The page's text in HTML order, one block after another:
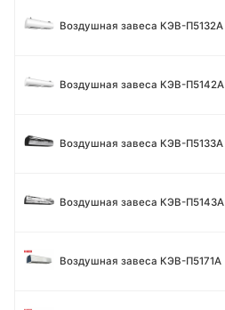
Воздушная завеса КЭВ-П5132А
Воздушная завеса КЭВ-П5142А
Воздушная завеса КЭВ-П5133A
Воздушная завеса КЭВ-П5143A
Воздушная завеса КЭВ-П5171А